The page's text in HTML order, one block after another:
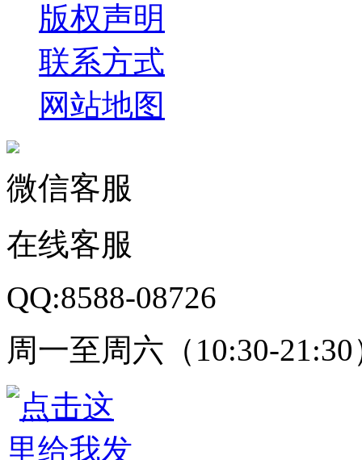
版权声明
联系方式
网站地图
微信客服
在线客服
QQ:8588-08726
周一至周六（10:30-21:30